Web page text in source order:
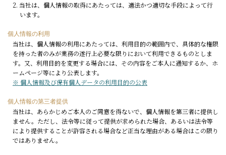
2. 当社は、個人情報の取得にあたっては、適法かつ適切な手段によって行
います。
個人情報の利用
当社は、個人情報の利用にあたっては、利用目的の範囲内で、具体的な権限
を持った者のみが業務の遂行上必要な限りにおいて利用できるものとしま
す。又、利用目的を変更する場合には、その内容をご本人に通知するか、ホ
ームページ等により公表します。
※ 個人情報及び保有個人データの利用目的の公表
個人情報の第三者提供
当社は、あらかじめご本人のご同意を得ないで、個人情報を第三者に提供し
ません。ただし、法令等に従って提供が求められた場合、あるいは法令等
により提供することが許容される場合など正当な理由がある場合はこの限り
ではありません。